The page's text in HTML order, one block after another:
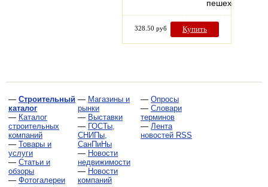
пешеходов…
328.50 руб Купить
— Строительный
каталог
— Каталог
строительных
компаний
— Товары и
услуги
— Статьи и
обзоры
— Фотогалереи
— Магазины и
рынки
— Выставки
— ГОСТы,
СНИПы,
СанПиНы
— Новости
недвижимости
— Новости
компаний
— Опросы
— Словари
терминов
— Лента
новостей RSS